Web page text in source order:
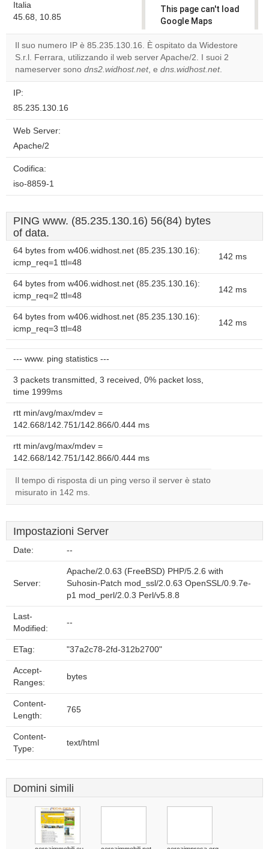
Italia
45.68, 10.85
This page can't load
Google Maps
correctly.
Do you
own this
Il suo numero IP è 85.235.130.16. È ospitato da Widestore
S.r.l. Ferrara, utilizzando il web server Apache/2. I suoi 2
nameserver sono dns2.widhost.net, e dns.widhost.net.
IP:
85.235.130.16
Web Server:
Apache/2
Codifica:
iso-8859-1
PING www. (85.235.130.16) 56(84) bytes
of data.
64 bytes from w406.widhost.net (85.235.130.16):
icmp_req=1 ttl=48
142 ms
64 bytes from w406.widhost.net (85.235.130.16):
icmp_req=2 ttl=48
142 ms
64 bytes from w406.widhost.net (85.235.130.16):
icmp_req=3 ttl=48
142 ms
--- www. ping statistics ---
3 packets transmitted, 3 received, 0% packet loss,
time 1999ms
rtt min/avg/max/mdev =
142.668/142.751/142.866/0.444 ms
rtt min/avg/max/mdev =
142.668/142.751/142.866/0.444 ms
Il tempo di risposta di un ping verso il server è stato
misurato in 142 ms.
Impostazioni Server
Date: --
Server:
Apache/2.0.63 (FreeBSD) PHP/5.2.6 with
Suhosin-Patch mod_ssl/2.0.63 OpenSSL/0.9.7e-
p1 mod_perl/2.0.3 Perl/v5.8.8
Last-
Modified:
--
ETag: "37a2c78-2fd-312b2700"
Accept-
Ranges:
bytes
Content-
Length:
765
Content-
Type:
text/html
Domini simili